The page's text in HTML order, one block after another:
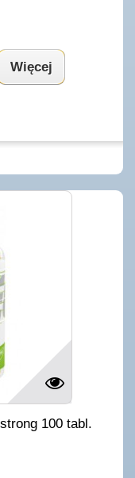
Więcej
100 tabl.